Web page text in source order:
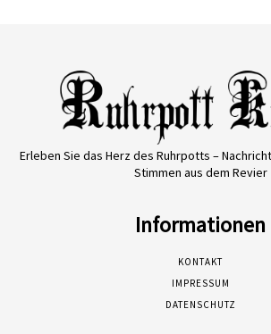
Erleben Sie das Herz des Ruhrpotts –
Stimmen aus dem Revier
Informationen
KONTAKT
IMPRESSUM
DATENSCHUTZ